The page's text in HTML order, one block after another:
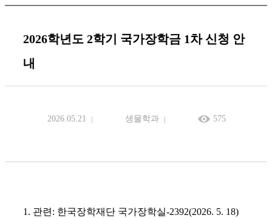
2026학년도 2학기 국가장학금 1차 신청 안
내
2026.05.21 생물학과 575
1. 관련 : 한국장학재단 국가장학실-2392(2026. 5. 18)